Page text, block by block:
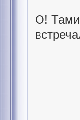
О!